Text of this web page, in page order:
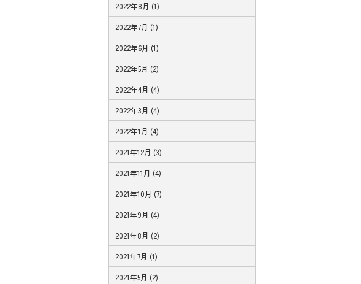
2022年8月 (1)
2022年7月 (1)
2022年6月 (1)
2022年5月 (2)
2022年4月 (4)
2022年3月 (4)
2022年1月 (4)
2021年12月 (3)
2021年11月 (4)
2021年10月 (7)
2021年9月 (4)
2021年8月 (2)
2021年7月 (1)
2021年5月 (2)